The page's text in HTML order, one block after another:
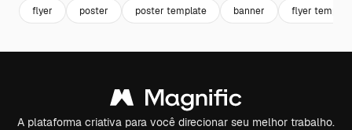
flyer poster poster template banner flyer
A plataforma criativa para você direcionar seu melhor trabalho.